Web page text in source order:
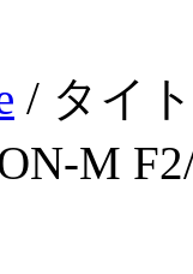
/ タイ
M